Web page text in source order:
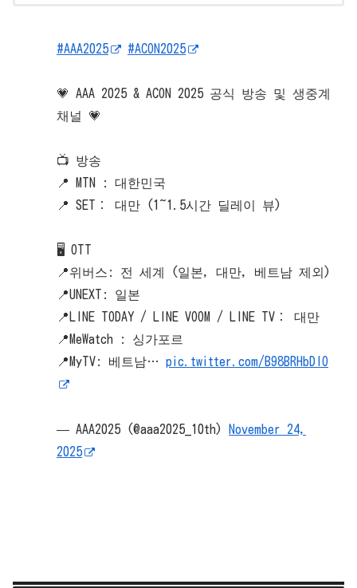
#AAA2025 #ACON2025
💗 AAA 2025 & ACON 2025 공식 방송 및 생중계
채널 💗
📺 방송
📍 MTN : 대한민국
📍 SET： 대만 (1~1.5시간 딜레이 뷰)
🖥️ OTT
📍위버스: 전 세계 (일본, 대만, 베트남 제외)
📍UNEXT: 일본
📍LINE TODAY / LINE VOOM / LINE TV： 대만
📍MeWatch : 싱가포르
📍MyTV: 베트남… pic.twitter.com/B98BRHbDIO
— AAA2025 (@aaa2025_10th)
November 24,
2025